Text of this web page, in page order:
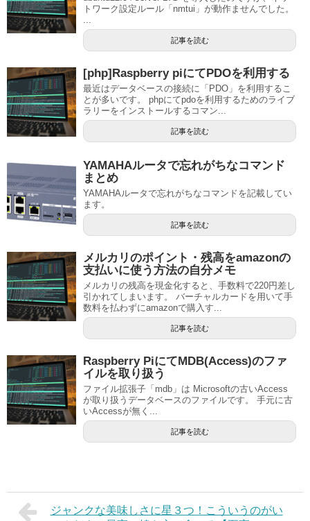
トワーク設定ルール「nmtui」が動作ませんでした。
記事を読む
[php]Raspberry piにてPDOを利用する
最近はデータベースの接続に「PDO」を利用するこ
とが多いです。 phpにてpdoを利用するためのライブ
ラリーをインストールするコマン...
記事を読む
YAMAHAルータで忘れがちなコマンド
まとめ
YAMAHAルータで忘れがちなコマンドを記載してい
ます。
記事を読む
メルカリのポイント・残高をamazonの
支払いに使う方法の自分メモ
メルカリの残高を現金化すると、手数料で220円差し
引かれてしまいます。 バーチャルカードを用いて手
数料を払わずにamazonで購入す...
記事を読む
Raspberry PiにてMDB(Access)のファ
イルを取り扱う
ファイル拡張子「mdb」は Microsoftの古いAccess
が取り扱うデータベースのファイルです。 手元に古
いAccessが無く...
記事を読む
ジャンクな美味しさに星３つ！こういうのがい